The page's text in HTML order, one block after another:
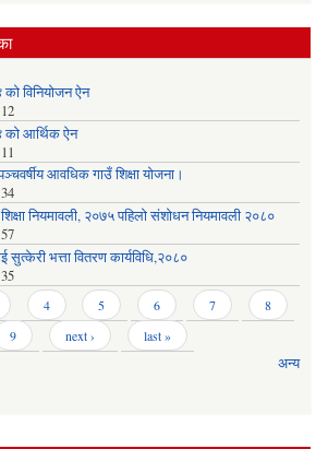
विनियोजन ऐन
को आर्थिक ऐन
आवधिक गाउँ शिक्षा योजना।
नियमावली, २०७५ पहिलो संशोधन नियमावली २०८०
सुत्केरी भत्ता वितरण कार्यविधि,२०८०
4 5 6 7
8
9
next › last »
अन्य